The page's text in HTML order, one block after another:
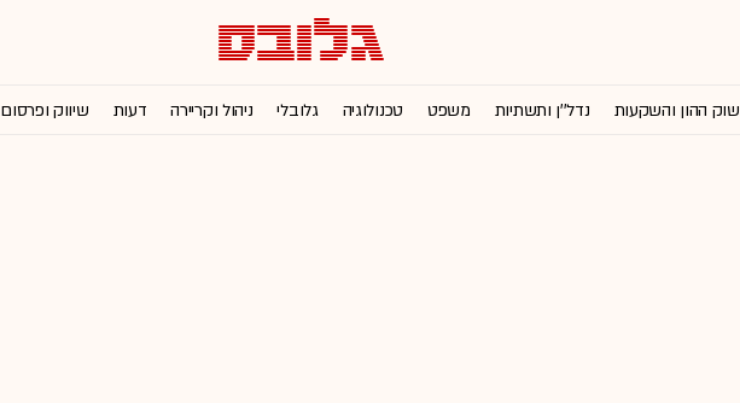
שוק ההון והשקעות נדל''ן ותשתיות משפט טכנולוגיה גלובלי ניהול וקריירה דעות שיווק ופרסום